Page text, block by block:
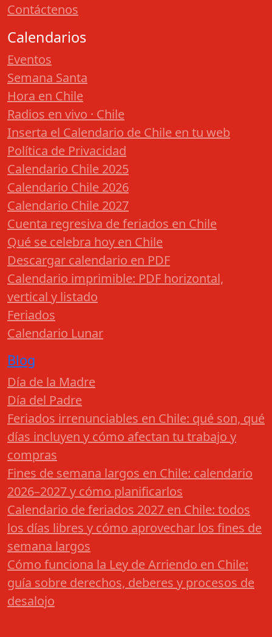
Contáctenos
Calendarios
Eventos
Semana Santa
Hora en Chile
Radios en vivo · Chile
Inserta el Calendario de Chile en tu web
Política de Privacidad
Calendario Chile 2025
Calendario Chile 2026
Calendario Chile 2027
Cuenta regresiva de feriados en Chile
Qué se celebra hoy en Chile
Descargar calendario en PDF
Calendario imprimible: PDF horizontal,
vertical y listado
Feriados
Calendario Lunar
Blog
Día de la Madre
Día del Padre
Feriados irrenunciables en Chile: qué son, qué
días incluyen y cómo afectan tu trabajo y
compras
Fines de semana largos en Chile: calendario
2026–2027 y cómo planificarlos
Calendario de feriados 2027 en Chile: todos
los días libres y cómo aprovechar los fines de
semana largos
Cómo funciona la Ley de Arriendo en Chile:
guía sobre derechos, deberes y procesos de
desalojo